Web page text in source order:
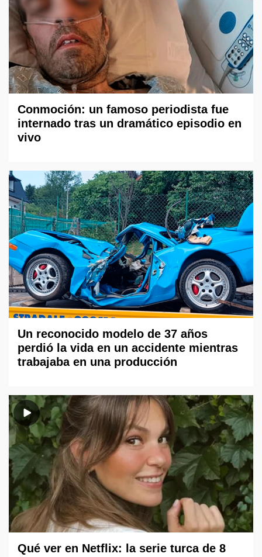
Conmoción: un famoso periodista fue
internado tras un dramático episodio en
vivo
Un reconocido modelo de 37 años
perdió la vida en un accidente mientras
trabajaba en una producción
Qué ver en Netflix: la serie turca de 8